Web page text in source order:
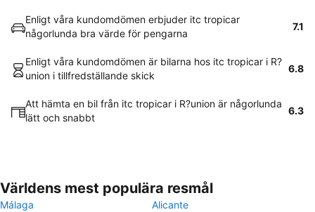
Enligt våra kundomdömen erbjuder itc tropicar
någorlunda bra värde för pengarna
7.1
Enligt våra kundomdömen är bilarna hos itc tropicar i R?
union i tillfredställande skick
6.8
Att hämta en bil från itc tropicar i R?union är någorlunda
lätt och snabbt
6.3
Världens mest populära resmål
Málaga
Alicante